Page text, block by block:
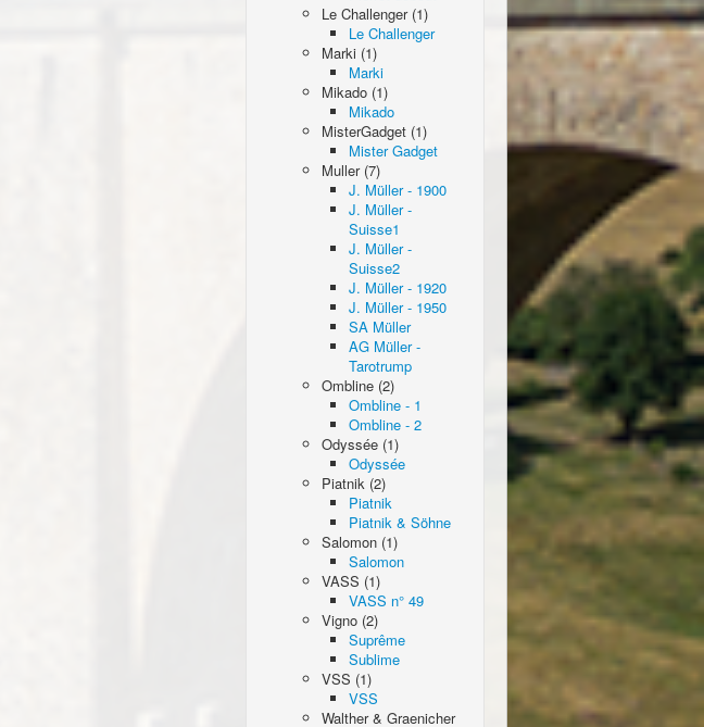
Le Challenger (1)
Le Challenger
Marki (1)
Marki
Mikado (1)
Mikado
MisterGadget (1)
Mister Gadget
Muller (7)
J. Müller - 1900
J. Müller -
Suisse1
J. Müller -
Suisse2
J. Müller - 1920
J. Müller - 1950
SA Müller
AG Müller -
Tarotrump
Ombline (2)
Ombline - 1
Ombline - 2
Odyssée (1)
Odyssée
Piatnik (2)
Piatnik
Piatnik & Söhne
Salomon (1)
Salomon
VASS (1)
VASS n° 49
Vigno (2)
Suprême
Sublime
VSS (1)
VSS
Walther & Graenicher